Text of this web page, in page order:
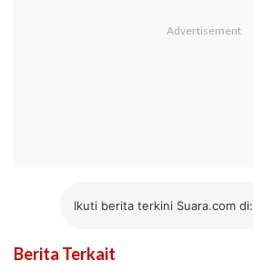
Ikuti berita terkini Suara.com di:
Berita Terkait